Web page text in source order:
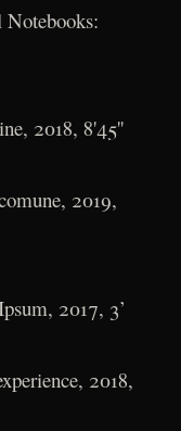
2018, 8'45''
2019,
2017, 3’
2018,